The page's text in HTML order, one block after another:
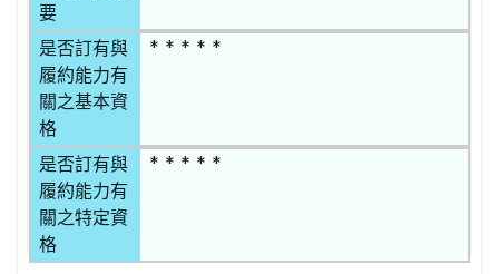
要
是否訂有與
履約能力有
關之基本資
格
* * * * *
是否訂有與
履約能力有
關之特定資
格
* * * * *